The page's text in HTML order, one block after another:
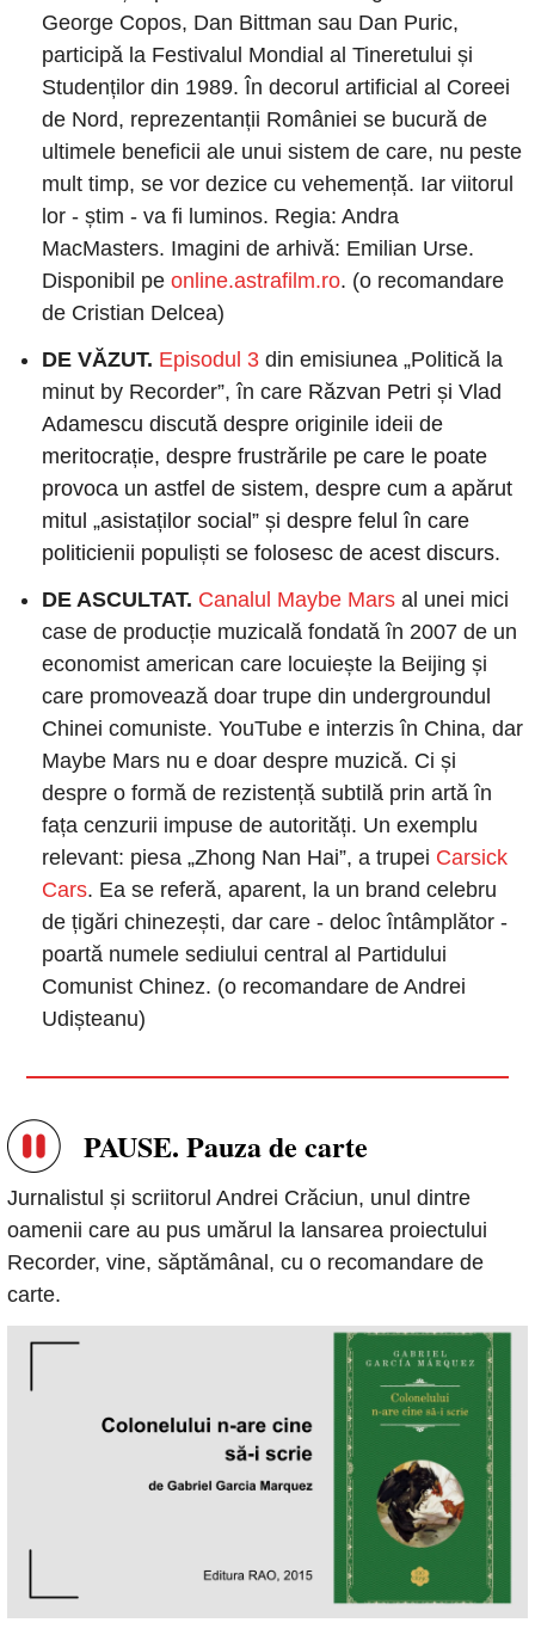
George Copos, Dan Bittman sau Dan Puric,
participă la Festivalul Mondial al Tineretului și
Studenților din 1989. În decorul artificial al Coreei
de Nord, reprezentanții României se bucură de
ultimele beneficii ale unui sistem de care, nu peste
mult timp, se vor dezice cu vehemență. Iar viitorul
lor - știm - va fi luminos. Regia: Andra
MacMasters. Imagini de arhivă: Emilian Urse.
Disponibil pe online.astrafilm.ro. (o recomandare
de Cristian Delcea)
DE VĂZUT. Episodul 3 din emisiunea ​​„Politică la
minut by Recorder”, în care Răzvan Petri și Vlad
Adamescu discută despre originile ideii de
meritocrație, despre frustrările pe care le poate
provoca un astfel de sistem, despre cum a apărut
mitul „asistaților social” și despre felul în care
politicienii populiști se folosesc de acest discurs.
DE ASCULTAT. Canalul Maybe Mars al unei mici
case de producție muzicală fondată în 2007 de un
economist american care locuiește la Beijing și
care promovează doar trupe din undergroundul
Chinei comuniste. YouTube e interzis în China, dar
Maybe Mars nu e doar despre muzică. Ci și
despre o formă de rezistență subtilă prin artă în
fața cenzurii impuse de autorități. Un exemplu
relevant: piesa „Zhong Nan Hai”, a trupei Carsick
Cars. Ea se referă, aparent, la un brand celebru
de țigări chinezești, dar care - deloc întâmplător -
poartă numele sediului central al Partidului
Comunist Chinez. (o recomandare de Andrei
Udișteanu)
PAUSE. Pauza de carte
Jurnalistul și scriitorul Andrei Crăciun, unul dintre
oamenii care au pus umărul la lansarea proiectului
Recorder, vine, săptămânal, cu o recomandare de
carte.